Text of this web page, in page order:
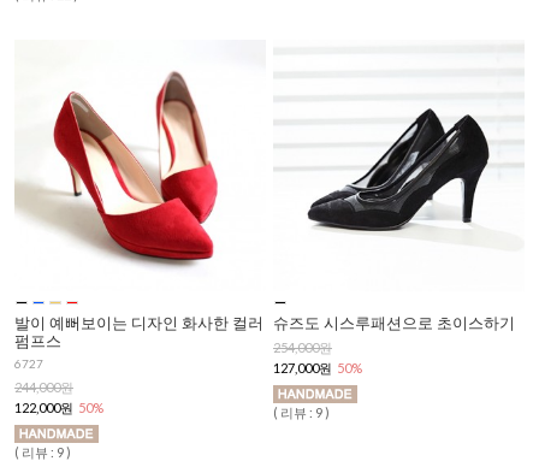
발이 예뻐보이는 디자인 화사한 컬러
펌프스
6727
244,000원
122,000원 50%
( 리뷰 : 9 )
슈즈도 시스루패션으로 초이스하기
254,000원
127,000원 50%
( 리뷰 : 9 )